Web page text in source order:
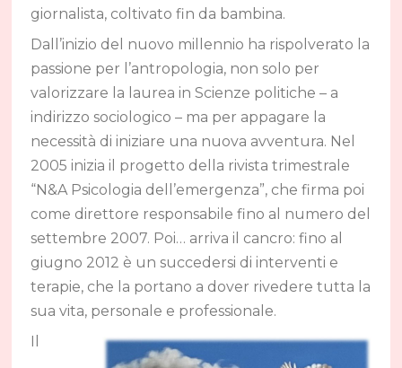
giornalista, coltivato fin da bambina.
Dall’inizio del nuovo millennio ha rispolverato la
passione per l’antropologia, non solo per
valorizzare la laurea in Scienze politiche – a
indirizzo sociologico – ma per appagare la
necessità di iniziare una nuova avventura. Nel
2005 inizia il progetto della rivista trimestrale
“N&A Psicologia dell’emergenza”, che firma poi
come direttore responsabile fino al numero del
settembre 2007. Poi… arriva il cancro: fino al
giugno 2012 è un succedersi di interventi e
terapie, che la portano a dover rivedere tutta la
sua vita, personale e professionale.